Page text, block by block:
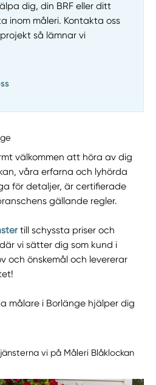
dig, din BRF eller ditt
inom måleri. Kontakta oss
så lämnar vi
välkommen att höra av dig
våra erfarna och lyhörda
för detaljer, är certifierade
gällande regler.
till schyssta priser och
vi sätter dig som kund i
och önskemål och levererar
målare i Borlänge hjälper dig
vi på Måleri Blåklockan